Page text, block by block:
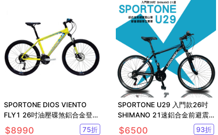
SPORTONE DIOS VIENTO
FLY1 26吋油壓碟煞鋁合金登山
車Altus 27速
$8990 75折
SPORTONE U29 入門款26吋
SHIMANO 21速鋁合金前避震
登山車都會運動學生單車
$6500 93折